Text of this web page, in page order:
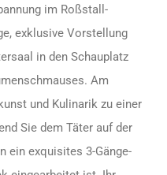
im Roßstall-
exklusive Vorstellung
in den Schauplatz
Am
und Kulinarik zu einer
Sie dem Täter auf der
ein exquisites 3-Gänge-